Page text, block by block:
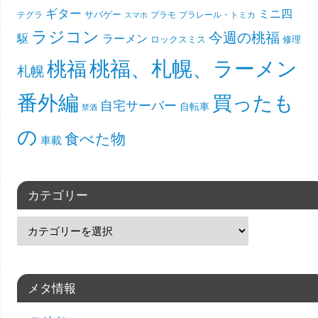
テグラ ギター サバゲー スマホ プラモ プラレール・トミカ ミニ四
駆 ラジコン ラーメン ロックスミス 今週の桃福 修理
札幌桃福桃福、札幌、ラーメン
番外編 禁酒 自宅サーバー 自転車 買ったも
の 車載 食べた物
カテゴリー
メタ情報